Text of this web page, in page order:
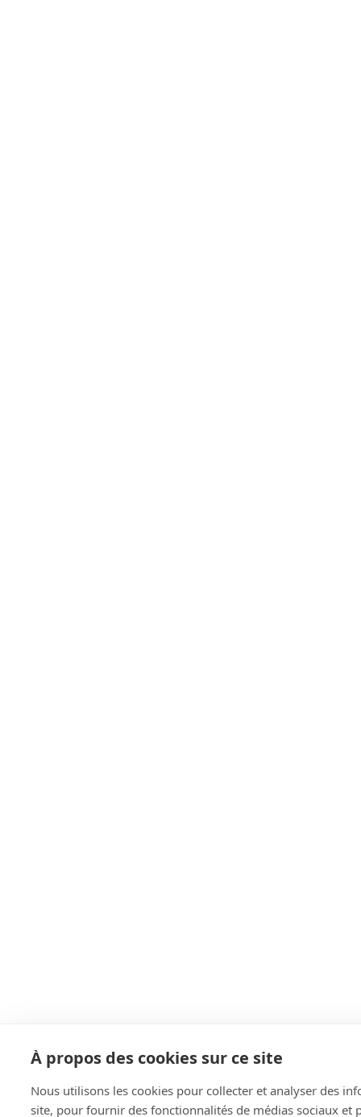
À propos des cookies sur ce site
Nous utilisons les cookies pour collecter et analyser des
site, pour fournir des fonctionnalités de médias sociaux